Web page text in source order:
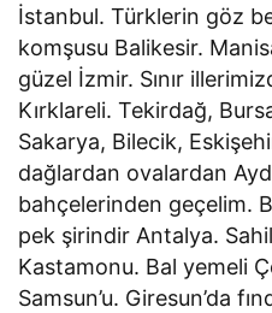
İstanbul. Türklerin göz
komşusu Balikesir.
güzel İzmir. Sınır
Kırklareli. Tekirdağ,
Sakarya, Bilecik,
dağlardan ovalardan
bahçelerinden geçelim.
pek şirindir Antalya.
Kastamonu. Bal yemeli
Samsun’u. Giresun’da